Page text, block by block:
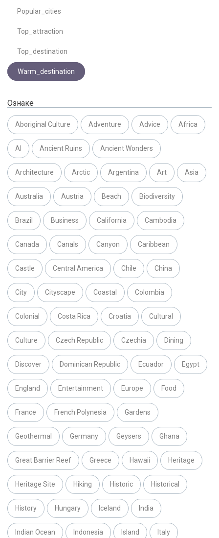
Popular_cities
Top_attraction
Top_destination
Warm_destination
Ознаке
Aboriginal Culture Adventure Advice Africa
AI Ancient Ruins Ancient Wonders
Architecture Arctic Argentina Art Asia
Australia Austria Beach Biodiversity
Brazil Business California Cambodia
Canada Canals Canyon Caribbean
Castle Central America Chile China
City Cityscape Coastal Colombia
Colonial Costa Rica Croatia Cultural
Culture Czech Republic Czechia Dining
Discover Dominican Republic Ecuador Egypt
England Entertainment Europe Food
France French Polynesia Gardens
Geothermal Germany Geysers Ghana
Great Barrier Reef Greece Hawaii Heritage
Heritage Site Hiking Historic Historical
History Hungary Iceland India
Indian Ocean Indonesia Island Italy